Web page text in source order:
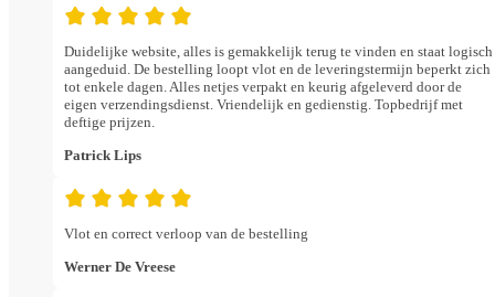
Duidelijke website, alles is gemakkelijk terug te vinden en staat logisch
aangeduid. De bestelling loopt vlot en de leveringstermijn beperkt zich
tot enkele dagen. Alles netjes verpakt en keurig afgeleverd door de
eigen verzendingsdienst. Vriendelijk en gedienstig. Topbedrijf met
deftige prijzen.
Patrick Lips
Vlot en correct verloop van de bestelling
Werner De Vreese